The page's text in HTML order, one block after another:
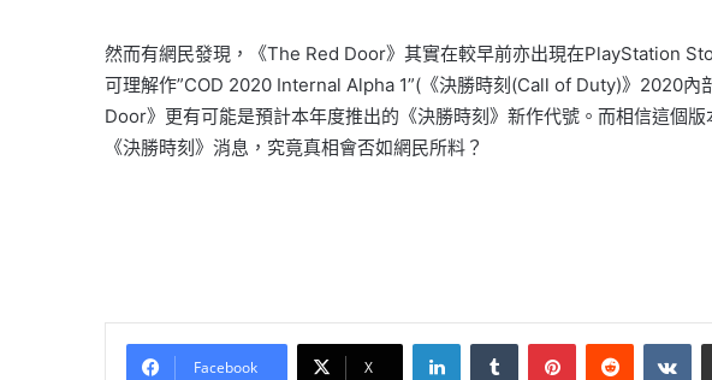
然而有網民發現，《The Red Door》其實在較早前亦出現在PlayStation
可理解作”COD 2020 Internal Alpha 1”(《決勝時刻(Call of Duty)》2020
Door》更有可能是預計本年度推出的《決勝時刻》新作代號。而相信這個
《決勝時刻》消息，究竟真相會否如網民所料？
Facebook X
LinkedInTumblr PinterestReddit